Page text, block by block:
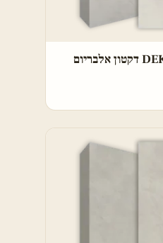
DEKTON Albarium דקטון אלבריום